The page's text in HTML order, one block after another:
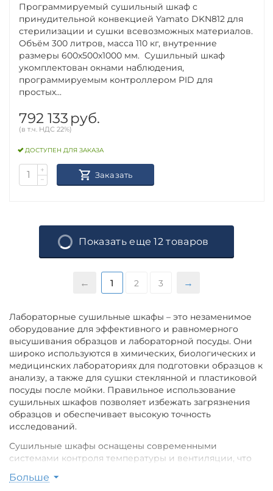
Лабораторные сушильные шкафы – это незаменимое
оборудование для эффективного и равномерного
высушивания образцов и лабораторной посуды. Они
широко используются в химических, биологических и
медицинских лабораториях для подготовки образцов к
анализу, а также для сушки стеклянной и пластиковой
посуды после мойки. Правильное использование
сушильных шкафов позволяет избежать загрязнения
образцов и обеспечивает высокую точность
исследований.
Сушильные шкафы оснащены современными
системами контроля температуры и вентиляции, что
зависимости от модели, температура в шкафу может
Больше
Программируемый сушильный шкаф с
принудительной конвекцией Yamato DKN812 для
стерилизации и сушки всевозможных материалов.
Объём 300 литров, масса 110 кг, внутренние
размеры 600х500х1000 мм. Сушильный шкаф
укомплектован окнами наблюдения,
программируемым контроллером PID для
простых...
792 133 руб.
(в т.ч. НДС 22%)
ДОСТУПЕН ДЛЯ ЗАКАЗА
+
−
Заказать
Показать еще 12 товаров
1 2 3